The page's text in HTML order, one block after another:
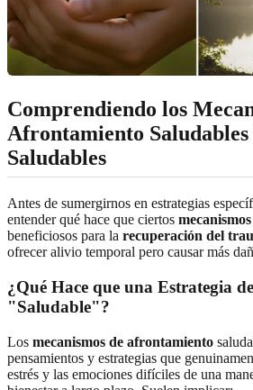
Comprendiendo los
Afrontamiento
Saludables
Antes de sumergirnos en estrategias
entender qué hace que ciertos
beneficiosos para la recuperación del
ofrecer alivio temporal pero causar más
¿Qué Hace que una Estrategia
"Saludable"?
Los mecanismos de afrontamiento
pensamientos y estrategias que
estrés y las emociones difíciles de una